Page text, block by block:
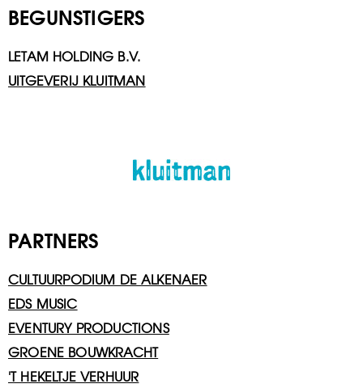
BEGUNSTIGERS
LETAM HOLDING B.V.
UITGEVERIJ KLUITMAN
PARTNERS
CULTUURPODIUM DE ALKENAER
EDS MUSIC
EVENTURY PRODUCTIONS
GROENE BOUWKRACHT
'T HEKELTJE VERHUUR